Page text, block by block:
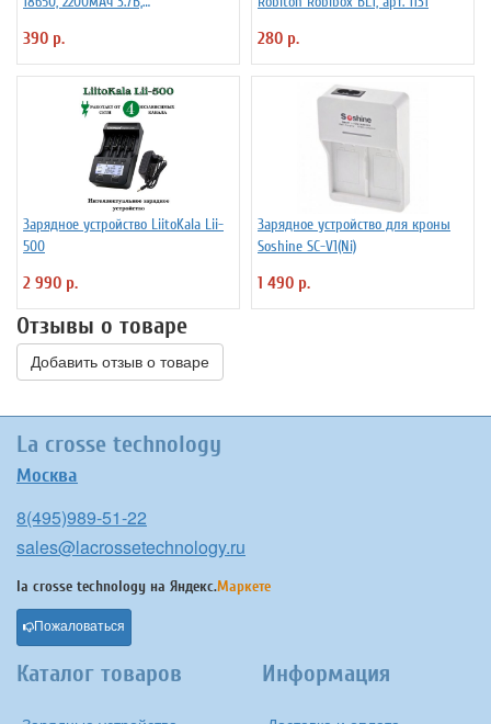
390 р. 280 р.
Зарядное устройство LiitoKala Lii-
500
2 990 р.
Зарядное устройство для кроны
Soshine SC-V1(Ni)
1 490 р.
Отзывы о товаре
Добавить отзыв о товаре
La crosse technology
Москва
8(495)989-51-22
sales@lacrossetechnology.ru
la crosse technology на Яндекс.Маркете
Пожаловаться
Каталог товаров Информация